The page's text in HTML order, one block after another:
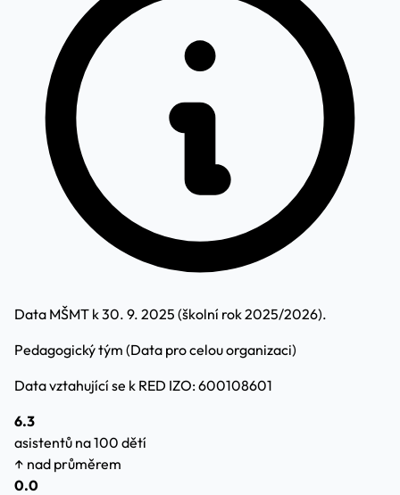
Data MŠMT k 30. 9. 2025 (školní rok 2025/2026).
Pedagogický tým (Data pro celou organizaci)
Data vztahující se k RED IZO: 600108601
6.3
asistentů na 100 dětí
↑ nad průměrem
0.0